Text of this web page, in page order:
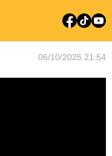
06/10/2025 21:54